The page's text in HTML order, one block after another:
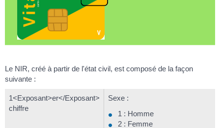
Le NIR, créé à partir de l'état civil, est composé de la façon
suivante :
1<Exposant>er</Exposant>
chiffre
Sexe :
1 : Homme
2 : Femme